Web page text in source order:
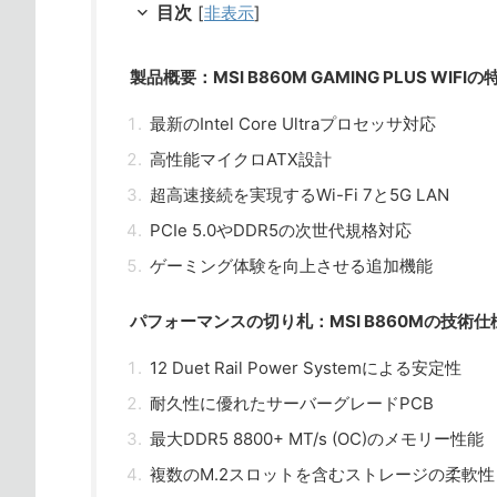
目次 [非表示]
製品概要：MSI B860M GAMING PLUS WIFIの
最新のIntel Core Ultraプロセッサ対応
高性能マイクロATX設計
超高速接続を実現するWi-Fi 7と5G LAN
PCIe 5.0やDDR5の次世代規格対応
ゲーミング体験を向上させる追加機能
パフォーマンスの切り札：MSI B860Mの技術仕
12 Duet Rail Power Systemによる安定性
耐久性に優れたサーバーグレードPCB
最大DDR5 8800+ MT/s (OC)のメモリー性能
複数のM.2スロットを含むストレージの柔軟性